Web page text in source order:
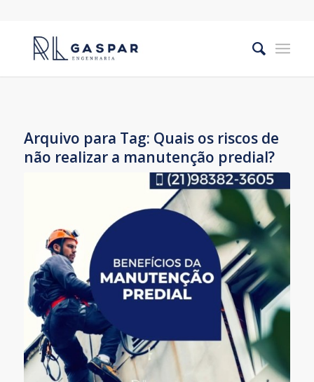
Arquivo para Tag: Quais os riscos de
não realizar a manutenção predial?